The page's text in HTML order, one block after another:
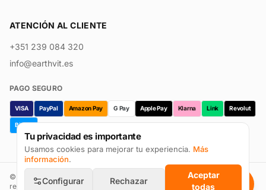
Tu privacidad es importante
Usamos cookies para mejorar tu experiencia. Más
información.
Configurar Rechazar
Aceptar
todas
ATENCIÓN AL CLIENTE
+351 239 084 320
info@earthvit.es
PAGO SEGURO
VISA PayPal Amazon Pay G Pay Apple Pay Klarna Link Revolut
Bizum
© 2026Earthvit · Prevpharma Unipessoal Lda. Todos los derechos
reservados.